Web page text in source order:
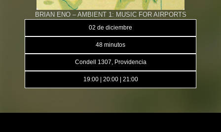
BRIAN ENO – AMBIENT 1: MUSIC FOR AIRPORTS
02 de diciembre
48 minutos
Condell 1307, Providencia
19:00 | 20:00 | 21:00